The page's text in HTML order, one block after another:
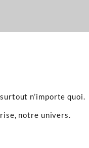
n’importe quoi.
notre univers.